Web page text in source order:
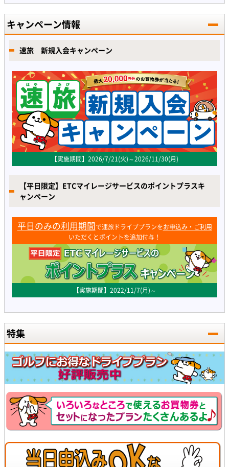
キャンペーン情報
速旅 新規入会キャンペーン
【実施期間】2026/7/21(火)～2026/11/30(月)
【平日限定】ETCマイレージサービスのポイントプラスキ
ャンペーン
平日のみの利用期間で速旅ドライブプランをお申込み・ご利用
いただくとポイントを追加付与！
【実施期間】2022/11/7(月)～
特集